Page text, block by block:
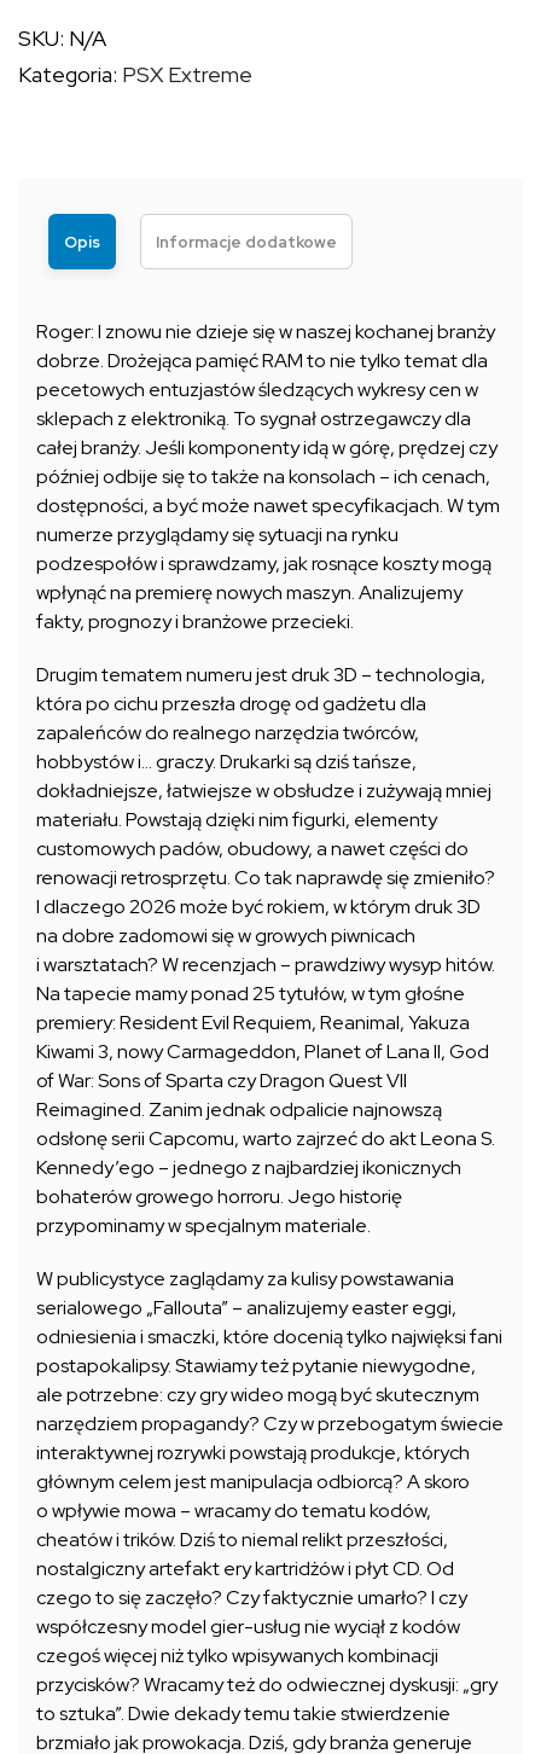
342
SKU: N/A
Kategoria: PSX Extreme
Opis Informacje dodatkowe
Roger: I znowu nie dzieje się w naszej kochanej branży
dobrze. Drożejąca pamięć RAM to nie tylko temat dla
pecetowych entuzjastów śledzących wykresy cen w
sklepach z elektroniką. To sygnał ostrzegawczy dla
całej branży. Jeśli komponenty idą w górę, prędzej czy
później odbije się to także na konsolach – ich cenach,
dostępności, a być może nawet specyfikacjach. W tym
numerze przyglądamy się sytuacji na rynku
podzespołów i sprawdzamy, jak rosnące koszty mogą
wpłynąć na premierę nowych maszyn. Analizujemy
fakty, prognozy i branżowe przecieki.
Drugim tematem numeru jest druk 3D – technologia,
która po cichu przeszła drogę od gadżetu dla
zapaleńców do realnego narzędzia twórców,
hobbystów i… graczy. Drukarki są dziś tańsze,
dokładniejsze, łatwiejsze w obsłudze i zużywają mniej
materiału. Powstają dzięki nim figurki, elementy
customowych padów, obudowy, a nawet części do
renowacji retrosprzętu. Co tak naprawdę się zmieniło?
I dlaczego 2026 może być rokiem, w którym druk 3D
na dobre zadomowi się w growych piwnicach
i warsztatach? W recenzjach – prawdziwy wysyp hitów.
Na tapecie mamy ponad 25 tytułów, w tym głośne
premiery: Resident Evil Requiem, Reanimal, Yakuza
Kiwami 3, nowy Carmageddon, Planet of Lana II, God
of War: Sons of Sparta czy Dragon Quest VII
Reimagined. Zanim jednak odpalicie najnowszą
odsłonę serii Capcomu, warto zajrzeć do akt Leona S.
Kennedy’ego – jednego z najbardziej ikonicznych
bohaterów growego horroru. Jego historię
przypominamy w specjalnym materiale.
W publicystyce zaglądamy za kulisy powstawania
serialowego „Fallouta” – analizujemy easter eggi,
odniesienia i smaczki, które docenią tylko najwięksi fani
postapokalipsy. Stawiamy też pytanie niewygodne,
ale potrzebne: czy gry wideo mogą być skutecznym
narzędziem propagandy? Czy w przebogatym świecie
interaktywnej rozrywki powstają produkcje, których
głównym celem jest manipulacja odbiorcą? A skoro
o wpływie mowa – wracamy do tematu kodów,
cheatów i trików. Dziś to niemal relikt przeszłości,
nostalgiczny artefakt ery kartridżów i płyt CD. Od
czego to się zaczęło? Czy faktycznie umarło? I czy
współczesny model gier-usług nie wyciął z kodów
czegoś więcej niż tylko wpisywanych kombinacji
przycisków? Wracamy też do odwiecznej dyskusji: „gry
to sztuka”. Dwie dekady temu takie stwierdzenie
brzmiało jak prowokacja. Dziś, gdy branża generuje